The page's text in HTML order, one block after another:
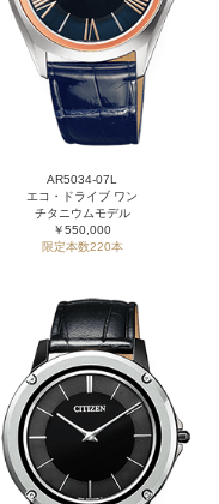
AR5034-07L
エコ・ドライブ ワン
チタニウムモデル
￥550,000
限定本数220本